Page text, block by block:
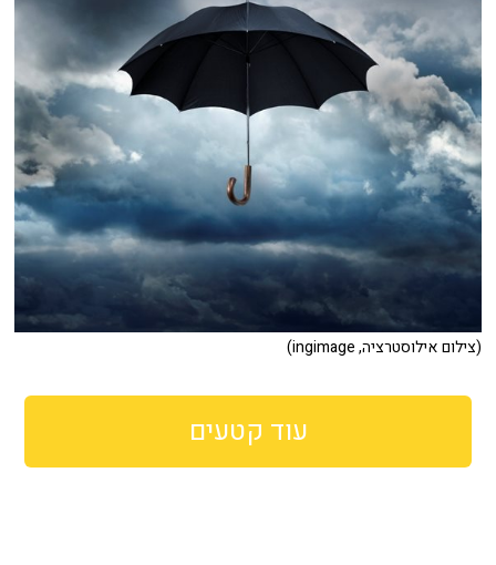
(צילום אילוסטרציה, ingimage)
עוד קטעים